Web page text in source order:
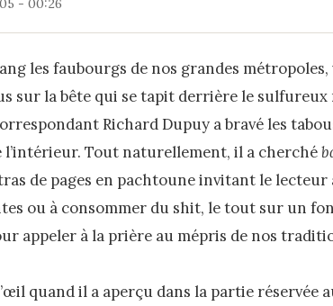
- 00:26
les faubourgs de nos grandes
sur la bête qui se tapit derrière le sulfureux
Richard Dupuy a bravé les
l’intérieur. Tout naturellement, il a cherché
de pages en pachtoune invitant le lecteur
ou à consommer du shit, le tout sur un
appeler à la prière au mépris de nos
quand il a aperçu dans la partie réservée